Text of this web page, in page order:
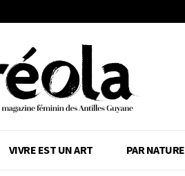
VIVRE EST UN ART PAR NATURE